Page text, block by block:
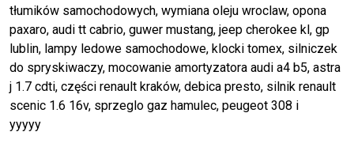
tłumików samochodowych, wymiana oleju wroclaw, opona
paxaro, audi tt cabrio, guwer mustang, jeep cherokee kl, gp
lublin, lampy ledowe samochodowe, klocki tomex, silniczek
do spryskiwaczy, mocowanie amortyzatora audi a4 b5, astra
j 1.7 cdti, części renault kraków, debica presto, silnik renault
scenic 1.6 16v, sprzeglo gaz hamulec, peugeot 308 i
yyyyy